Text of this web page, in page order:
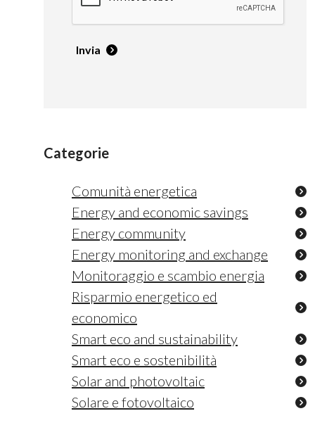
Invia
Categorie
Comunità energetica
Energy and economic savings
Energy community
Energy monitoring and exchange
Monitoraggio e scambio energia
Risparmio energetico ed
economico
Smart eco and sustainability
Smart eco e sostenibilità
Solar and photovoltaic
Solare e fotovoltaico